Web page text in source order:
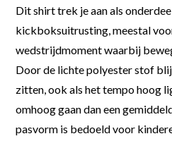
Dit shirt trek je aan als
kickboksuitrusting, meestal
wedstrijdmoment waarbij
Door de lichte polyester stof
zitten, ook als het tempo hoog
omhoog gaan dan een
pasvorm is bedoeld voor